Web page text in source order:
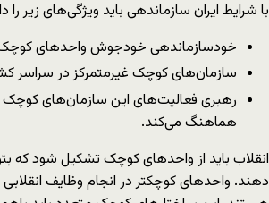
با شرایط ایران سازماندهی باید ویژگی‌های زیر را
خودسازماندهی خودجوش واحدهای
سازمان‌های کوچک غیرمتمرکز در سراسر
رهبری فعالیت‌های این سازمان‌های کوچک
هماهنگ می‌کند.
انقلاب باید از واحدهای کوچک تشکیل شود که
دهند. واحدهای کوچکتر در انجام وظایف